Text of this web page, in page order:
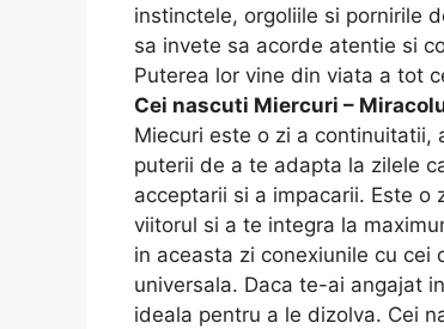
instinctele, orgoliile si pornirile
sa invete sa acorde atentie si
Puterea lor vine din viata a tot
Cei nascuti Miercuri –
Miecuri este o zi a continuitatii,
puterii de a te adapta la zilele
acceptarii si a impacarii. Este o
viitorul si a te integra la
in aceasta zi conexiunile cu cei
universala. Daca te-ai angajat
ideala pentru a le dizolva. Cei